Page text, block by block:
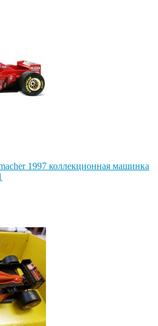
1997 коллекционная машинка